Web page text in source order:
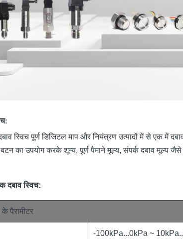
:
स्विच पूर्ण डिजिटल माप और नियंत्रण उत्पादों में से एक में
का उपयोग करके शून्य, पूर्ण पैमाने मूल्य, संपर्क दबाव मूल्य
दबाव स्विच:
पैरामीटर
-100kPa...0kPa ~